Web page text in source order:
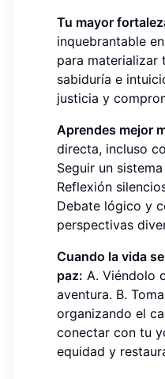
Tu mayor
inquebrantable
para materializar
sabiduría e
justicia y
Aprendes mejor
directa, incluso
Seguir un
Reflexión
Debate lógico y
perspectivas
Cuando la vida
paz: A. Viéndolo
aventura. B.
organizando el
conectar con tu
equidad y